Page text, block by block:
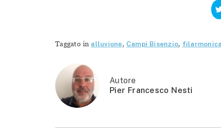
Taggato in alluvione, Campi Bisenzio, filarmonica
Autore
Pier Francesco Nesti